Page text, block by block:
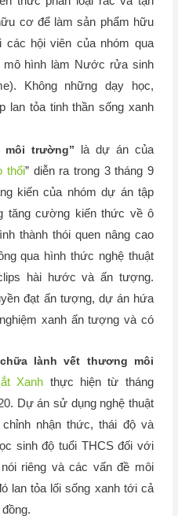
cơ để làm sản phẩm hữu
hội viên của nhóm qua
hình làm Nước rửa sinh
Không những dạy học,
lan tỏa tinh thần sống xanh
môi trường”
là dự án của
thối” diễn ra trong 3 tháng 9
kiến của nhóm dự án tập
tăng cường kiến thức về ô
thành thói quen nâng cao
qua hình thức nghệ thuật
hài hước và ấn tượng.
đạt ấn tượng, dự án hứa
xanh ấn tượng và có
lành vết thương môi
Xanh thực hiện từ tháng
Dự án sử dụng nghệ thuật
nhận thức, thái độ và
sinh độ tuổi THCS đối với
riêng và các vấn đề môi
lan tỏa lối sống xanh tới cả